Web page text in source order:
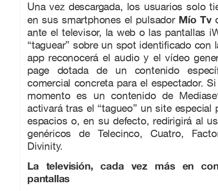
Una vez descargada, los usuarios solo
en sus smartphones el pulsador Mío Tv
ante el televisor, la web o las pantallas
“taguear” sobre un spot identificado con
app reconocerá el audio y el vídeo
page dotada de un contenido
comercial concreta para el espectador.
momento es un contenido de
activará tras el “tagueo” un site especial
espacios o, en su defecto, redirigirá al
genéricos de Telecinco, Cuatro,
Divinity.
La televisión, cada vez más en
pantallas